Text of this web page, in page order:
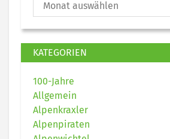
KATEGORIEN
100-Jahre
Allgemein
Alpenkraxler
Alpenpiraten